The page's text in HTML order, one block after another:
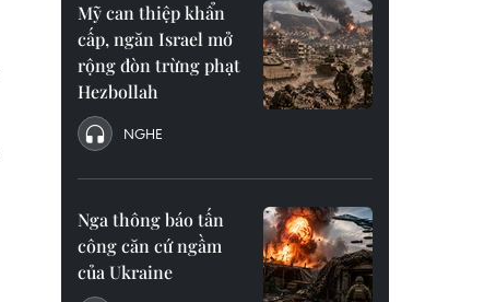
Mỹ can thiệp khẩn
cấp, ngăn Israel mở
rộng đòn trừng phạt
Hezbollah
NGHE
Nga thông báo tấn
công căn cứ ngầm
của Ukraine